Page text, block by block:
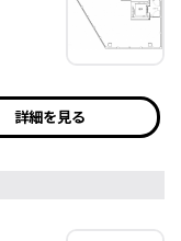
詳細を見る